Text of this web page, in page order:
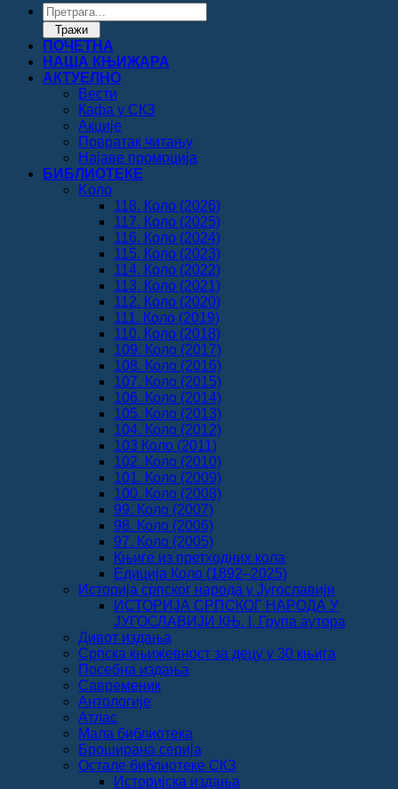
Products
search
Тражи
ПОЧЕТНА
НАША КЊИЖАРА
АКТУЕЛНО
Вести
Кафа у СКЗ
Акције
Повратак читању
Најаве промоција
БИБЛИОТЕКЕ
Koло
118. Коло (2026)
117. Коло (2025)
116. Коло (2024)
115. Коло (2023)
114. Коло (2022)
113. Коло (2021)
112. Коло (2020)
111. Коло (2019)
110. Коло (2018)
109. Коло (2017)
108. Коло (2016)
107. Коло (2015)
106. Коло (2014)
105. Коло (2013)
104. Коло (2012)
103 Коло (2011)
102. Коло (2010)
101. Коло (2009)
100. Коло (2008)
99. Коло (2007)
98. Коло (2006)
97. Коло (2005)
Књиге из претходних кола
Едиција Коло (1892‒2025)
Историја српског народа у Југославији
ИСТОРИЈА СРПСКОГ НАРОДА У
ЈУГОСЛАВИЈИ КЊ. I, Група аутора
Дивот издања
Српска књижевност за децу у 30 књига
Посебна издања
Савременик
Антологије
Атлас
Мала библиотека
Броширана серија
Остале библиотеке СКЗ
Историјска издања